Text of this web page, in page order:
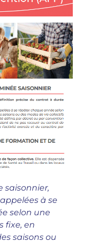
saisonnier,
à se
selon une
fixe, en
saisons ou